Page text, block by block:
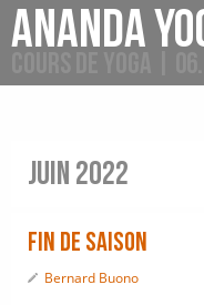
Ananda
juin 2022
FIN DE SAISON
Bernard Buono